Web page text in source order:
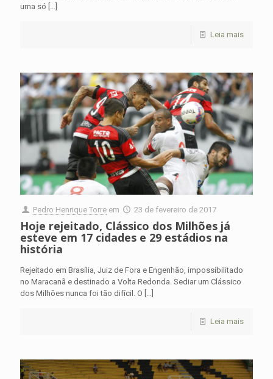
uma só
Leia mais
Pedro Henrique Torre em 23 de fevereiro de 2017
Hoje rejeitado, Clássico dos Milhões já
esteve em 17 cidades e 29 estádios na
história
Rejeitado em Brasília, Juiz de Fora e Engenhão, impossibilitado
no Maracanã e destinado a Volta Redonda. Sediar um Clássico
dos Milhões nunca foi tão difícil. O […]
Leia mais